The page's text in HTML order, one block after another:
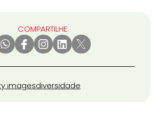
COMPARTILHE:
imagesdiversidade